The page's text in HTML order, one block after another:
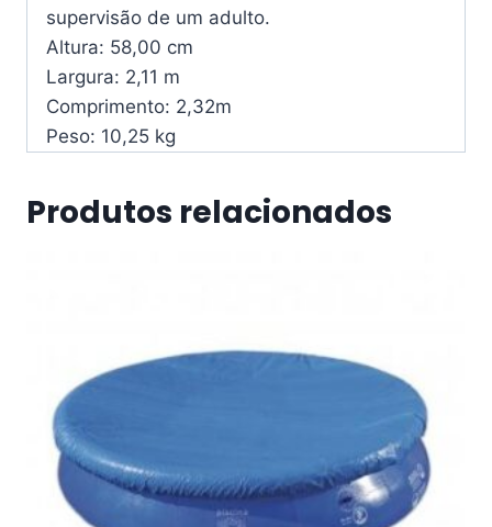
supervisão de um adulto.
Altura: 58,00 cm
Largura: 2,11 m
Comprimento: 2,32m
Peso: 10,25 kg
Produtos relacionados